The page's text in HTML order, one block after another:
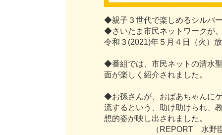
◆親子 ３ 世代で楽 しめる シルバ
◆さ いた ま 市民ネッ ト ワーク が
令和 ３ (2021)年 ５ 月 ４ 日 （火 ） 放
◆番組 では 市民ネッ ト の清水
面が楽 し く 紹介さ れま した 。
◆お孫さ んが おばあち ゃ んに
流する と い う 助け助けられ
想的姿が映 し出 さ れま した 。
（ REPORT 水野